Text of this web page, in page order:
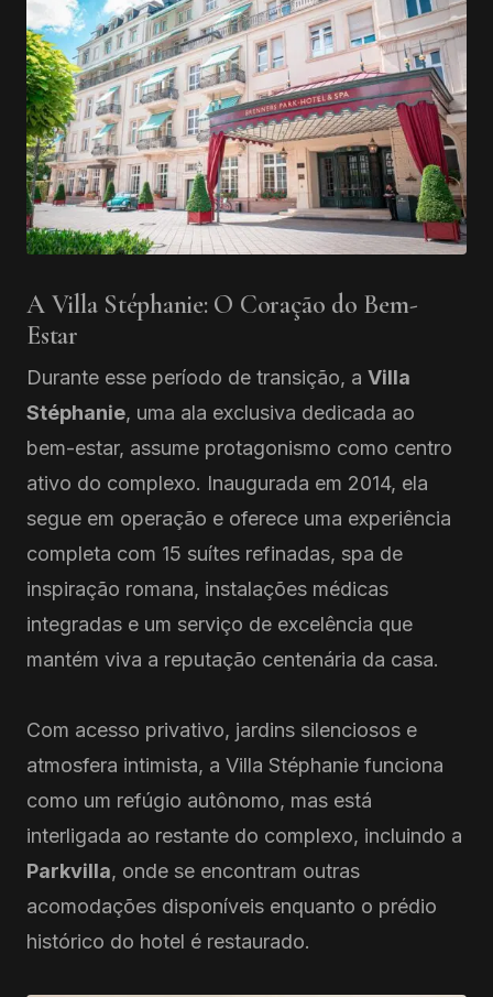
A Villa Stéphanie: O Coração do Bem-
Estar
Durante esse período de transição, a Villa
Stéphanie, uma ala exclusiva dedicada ao
bem-estar, assume protagonismo como centro
ativo do complexo. Inaugurada em 2014, ela
segue em operação e oferece uma experiência
completa com 15 suítes refinadas, spa de
inspiração romana, instalações médicas
integradas e um serviço de excelência que
mantém viva a reputação centenária da casa.
Com acesso privativo, jardins silenciosos e
atmosfera intimista, a Villa Stéphanie funciona
como um refúgio autônomo, mas está
interligada ao restante do complexo, incluindo a
Parkvilla, onde se encontram outras
acomodações disponíveis enquanto o prédio
histórico do hotel é restaurado.